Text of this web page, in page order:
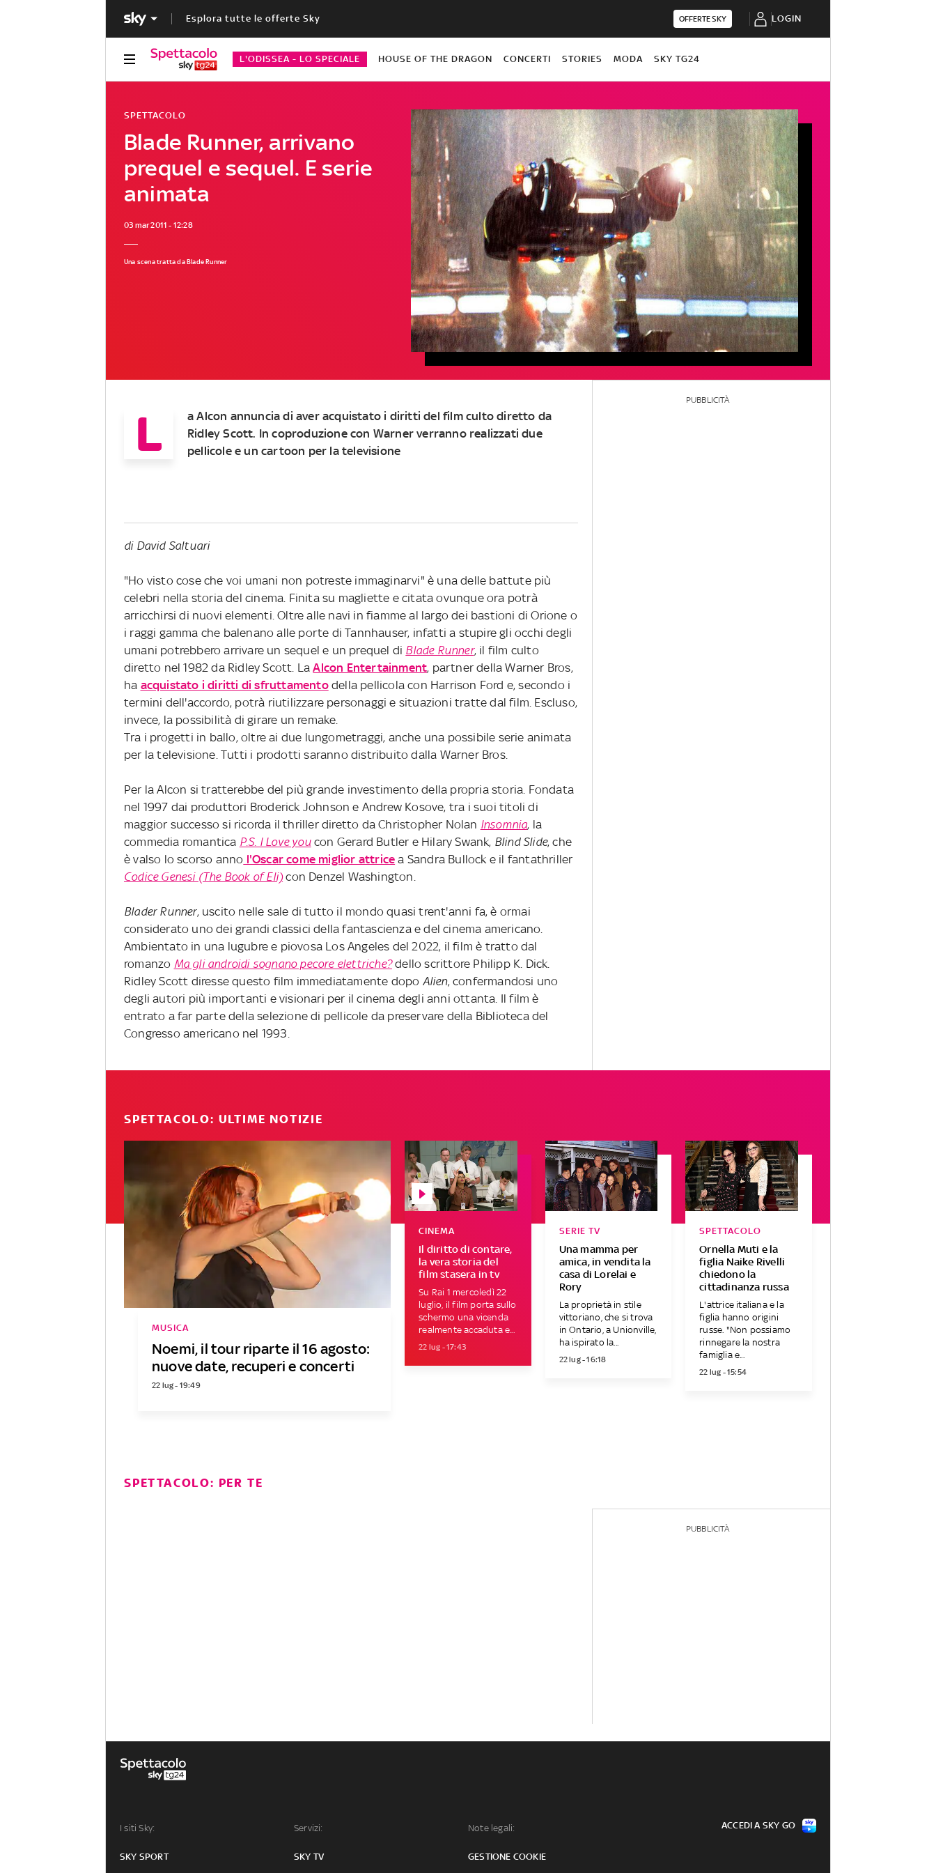
Esplora tutte le offerte Sky OFFERTE SKY LOGIN
L'ODISSEA - LO SPECIALE HOUSE OF THE DRAGON CONCERTI STORIES MODA SKY TG24
Blade Runner, arrivano
prequel e sequel. E serie
animata
SPETTACOLO
03 mar 2011 - 12:28
Una scena tratta da Blade Runner
L
a Alcon annuncia di aver acquistato i diritti del film culto diretto da
Ridley Scott. In coproduzione con Warner verranno realizzati due
pellicole e un cartoon per la televisione
di David Saltuari
"Ho visto cose che voi umani non potreste immaginarvi" è una delle battute più
celebri nella storia del cinema. Finita su magliette e citata ovunque ora potrà
arricchirsi di nuovi elementi. Oltre alle navi in fiamme al largo dei bastioni di Orione o
i raggi gamma che balenano alle porte di Tannhauser, infatti a stupire gli occhi degli
umani potrebbero arrivare un sequel e un prequel di Blade Runner, il film culto
diretto nel 1982 da Ridley Scott. LaAlcon Entertainment, partner della Warner Bros,
ha acquistato i diritti di sfruttamentodella pellicola con Harrison Ford e, secondo i
termini dell'accordo, potrà riutilizzare personaggi e situazioni tratte dal film. Escluso,
invece, la possibilità di girare un remake.
Tra i progetti in ballo, oltre ai due lungometraggi, anche una possibile serie animata
per la televisione. Tutti i prodotti saranno distribuito dalla Warner Bros.
Per la Alcon si tratterebbe del più grande investimento della propria storia. Fondata
nel 1997 dai produttori Broderick Johnson e Andrew Kosove, tra i suoi titoli di
maggior successo si ricorda il thriller diretto da Christopher Nolan Insomnia, la
commedia romantica P.S. I Love youcon Gerard Butler e Hilary Swank, Blind Slide, che
è valso lo scorso anno l'Oscar come miglior attrice a Sandra Bullock e il fantathriller
Codice Genesi (The Book of Eli)con Denzel Washington.
Blader Runner, uscito nelle sale di tutto il mondo quasi trent'anni fa, è ormai
considerato uno dei grandi classici della fantascienza e del cinema americano.
Ambientato in una lugubre e piovosa Los Angeles del 2022, il film è tratto dal
romanzo Ma gli androidi sognano pecore elettriche?dello scrittore Philipp K. Dick.
Ridley Scott diresse questo film immediatamente dopo Alien, confermandosi uno
degli autori più importanti e visionari per il cinema degli anni ottanta. Il film è
entrato a far parte della selezione di pellicole da preservare della Biblioteca del
Congresso americano nel 1993.
PUBBLICITÀ
SPETTACOLO: ULTIME NOTIZIE
Noemi, il tour riparte il 16 agosto:
nuove date, recuperi e concerti
MUSICA
22 lug - 19:49
Il diritto di contare,
la vera storia del
film stasera in tv
CINEMA
Su Rai 1 mercoledì 22
luglio, il film porta sullo
schermo una vicenda
realmente accaduta e...
22 lug - 17:43
Una mamma per
amica, in vendita la
casa di Lorelai e
Rory
SERIE TV
La proprietà in stile
vittoriano, che si trova
in Ontario, a Unionville,
ha ispirato la...
22 lug - 16:18
Ornella Muti e la
figlia Naike Rivelli
chiedono la
cittadinanza russa
SPETTACOLO
L'attrice italiana e la
figlia hanno origini
russe. "Non possiamo
rinnegare la nostra
famiglia e...
22 lug - 15:54
SPETTACOLO: PER TE
PUBBLICITÀ
I siti Sky:
SKY SPORT
Servizi:
SKY TV
Note legali:
GESTIONE COOKIE
ACCEDI A SKY GO